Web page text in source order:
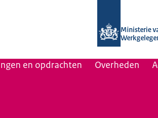
Ministerie
en opdrachten Overheden